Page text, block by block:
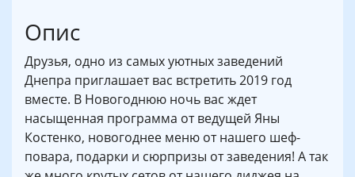
Опис
Друзья, одно из самых уютных заведений
Днепра приглашает вас встретить 2019 год
вместе. В Новогоднюю ночь вас ждет
насыщенная программа от ведущей Яны
Костенко, новогоднее меню от нашего шеф-
повара, подарки и сюрпризы от заведения! А так